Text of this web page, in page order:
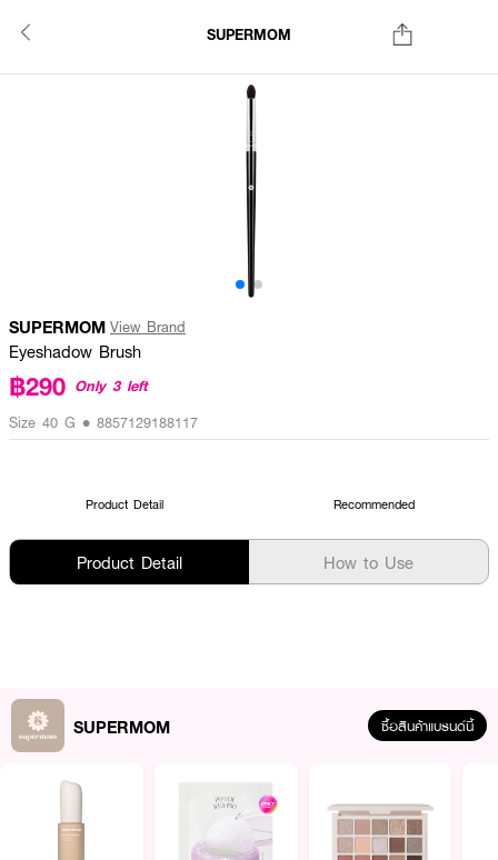
SUPERMOM
SUPERMOM View Brand
Eyeshadow Brush
฿290 Only 3 left
Size 40 G • 8857129188117
Product Detail Recommended
Product Detail How to Use
SUPERMOM ซื้อสินค้าแบรนด์นี้